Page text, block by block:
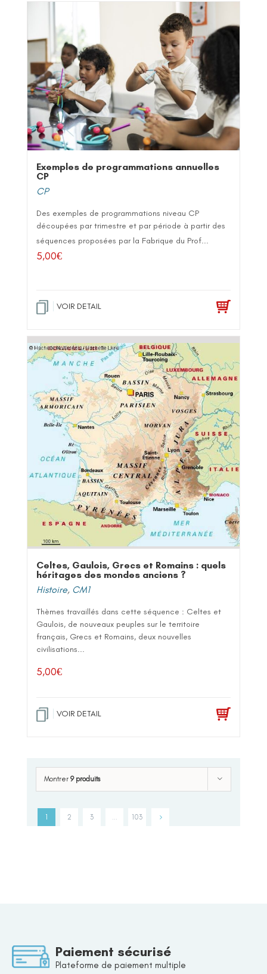
Exemples de programmations annuelles
CP
CP
Des exemples de programmations niveau CP
découpées par trimestre et par période à partir des
séquences proposées par la Fabrique du Prof...
5,00€
VOIR DETAIL
Celtes, Gaulois, Grecs et Romains : quels
héritages des mondes anciens ?
Histoire, CM1
Thèmes travaillés dans cette séquence : Celtes et
Gaulois, de nouveaux peuples sur le territoire
français, Grecs et Romains, deux nouvelles
civilisations...
5,00€
VOIR DETAIL
Montrer 9 produits
1 2 3 … 103
Paiement sécurisé
Plateforme de paiement multiple